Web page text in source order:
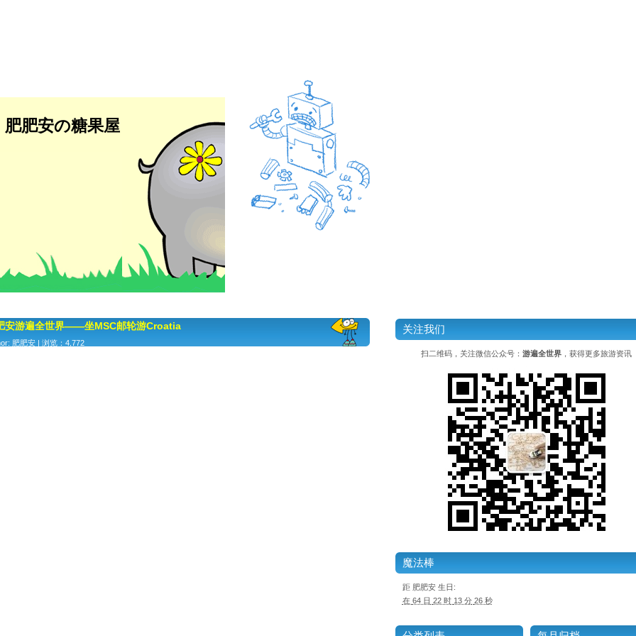
肥肥安の糖果屋
安游遍全世界——坐MSC邮轮游Croatia
肥肥安 | 浏览：4,772
关注我们
扫二维码，关注微信公众号： 游遍全世界 ，获得更多旅游资讯
魔法棒
距 肥肥安 生日 :
在 64 日 22 时 13 分 25 秒